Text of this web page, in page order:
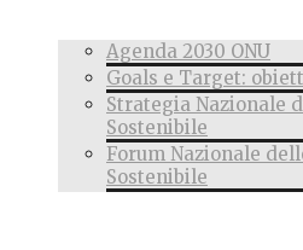
Agenda 2030 ONU
Goals e Target:
Strategia Nazionale
Sostenibile
Forum Nazionale
Sostenibile